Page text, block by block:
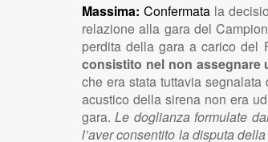
Massima:Confermata la
relazione alla gara del
perdita della gara a carico del
consistito nel non assegnare
che era stata tuttavia
acustico della sirena non era
gara.Le doglianza formulate
l’aver consentito la disputa